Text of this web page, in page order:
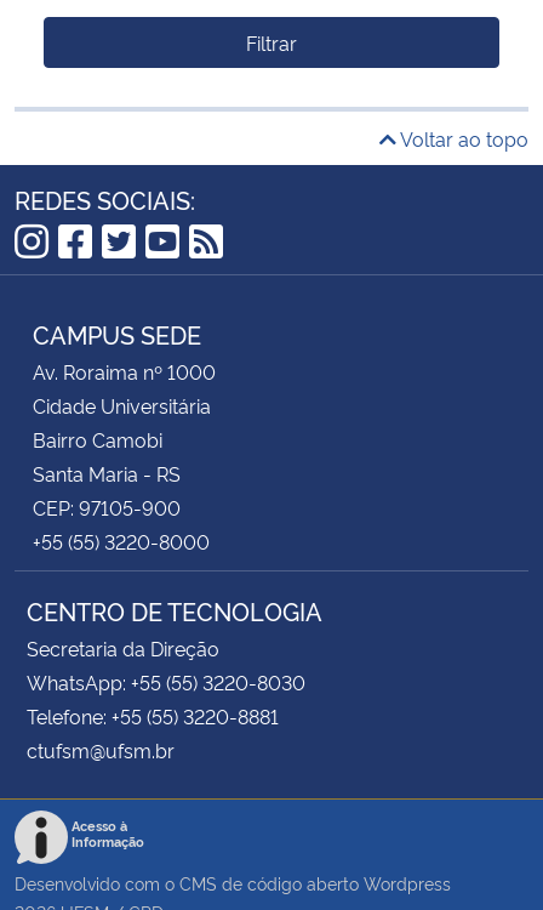
Filtrar
Voltar ao topo
REDES SOCIAIS:
Instagram
Facebook
Twitter
YouTube
RSS
CAMPUS SEDE
Av. Roraima nº 1000
Cidade Universitária
Bairro Camobi
Santa Maria - RS
CEP: 97105-900
+55 (55) 3220-8000
CENTRO DE TECNOLOGIA
Secretaria da Direção
WhatsApp: +55 (55) 3220-8030
Telefone: +55 (55) 3220-8881
ctufsm@ufsm.br
Acesso à
Informação
Desenvolvido com o CMS de código aberto Wordpress